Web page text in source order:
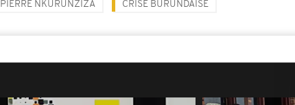
PIERRE NKURUNZIZA CRISE BURUNDAISE